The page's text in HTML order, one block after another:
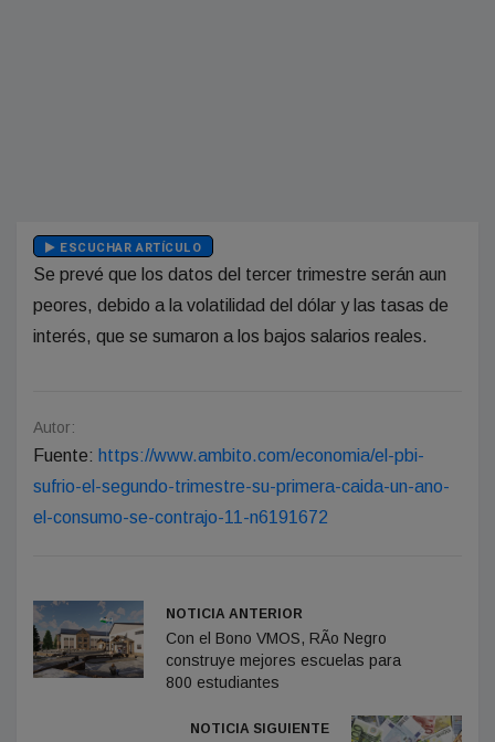
ESCUCHAR ARTÍCULO
Se prevé que los datos del tercer trimestre serán aun
peores, debido a la volatilidad del dólar y las tasas de
interés, que se sumaron a los bajos salarios reales.
Autor:
Fuente: https://www.ambito.com/economia/el-pbi-
sufrio-el-segundo-trimestre-su-primera-caida-un-ano-
el-consumo-se-contrajo-11-n6191672
NOTICIA ANTERIOR
Con el Bono VMOS, RÃ­o Negro
construye mejores escuelas para
800 estudiantes
NOTICIA SIGUIENTE